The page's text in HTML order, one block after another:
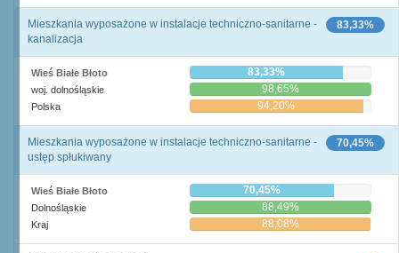
83,33%
Mieszkania wyposażone w instalacje techniczno-sanitarne -
kanalizacja
Wieś Białe Błoto 83,33%
woj. dolnośląskie 98,65%
Polska 94,20%
70,45%
Mieszkania wyposażone w instalacje techniczno-sanitarne -
ustęp spłukiwany
Wieś Białe Błoto 70,45%
Dolnośląskie 88,49%
Kraj 88,08%